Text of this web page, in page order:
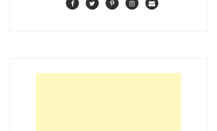
FacebookTwitterPinterestInstagramContact